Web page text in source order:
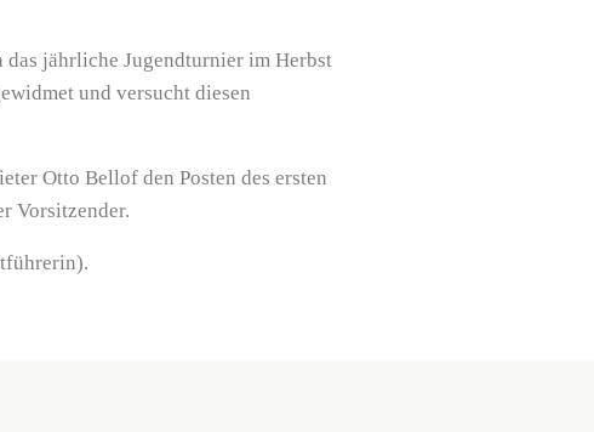
das jährliche Jugendturnier im Herbst
und versucht diesen
Otto Bellof den Posten des ersten
Vorsitzender.